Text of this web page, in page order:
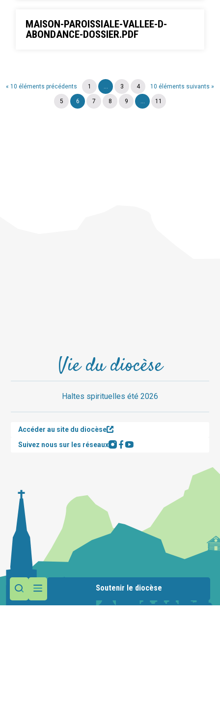
Soutenir le diocèse
MAISON-PAROISSIALE-VALLEE-D-
ABONDANCE-DOSSIER.PDF
« 10 éléments précédents 10 éléments suivants »
1 ... 3 4
5 6 7 8 9 ... 11
Vie du diocèse
Haltes spirituelles été 2026
Accéder au site du diocèse
Suivez nous sur les réseaux